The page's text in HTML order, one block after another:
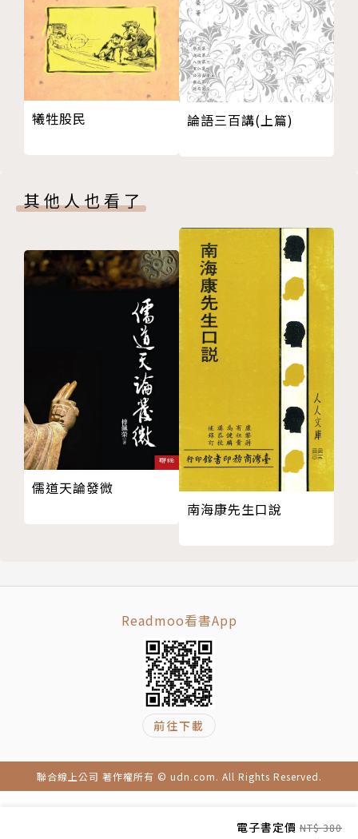
電子書定價 NT$ 380
經歷：
考試院 考試委員
國立台灣大學政治學系 教授
國立暨南國際大學人文學院 院長
國立暨南國際大學公共行政與政策學系 教授兼所長及
主任
政治經濟學、公共政策分析、文官體制、政府與企業、
政府組織改造、臺灣政經變遷
著作：
《政治與經濟的整合》、《台灣地區的新重商主義》、
《臺灣新思維：國民主義》
利益的內涵與形式──直接利益與間接利益
以「偏差」（bias）為形式的間接利益
第5章 偏差與偏差動員
導論
偏差
投票法則中的偏差──單記法 vs. 連記法
第6章 權力
導論
菁英主義與多元主義的權力觀
盧克斯的三種權力觀
第7章 國家與其政經行為
國家與社會──國家機關與民間社會
國民經濟
重商主義與新重商主義
第8章 全球化潮流的發展與轉折
導論
全球化潮流的概念與實存的混沌式流轉
全球性政府改造運動中的「小而能政府」
行政院組織法的戰時體制化發展及其承平體制化改造
全球化潮流下中央與地方政府的組織改造
臺灣政府組織改造的檢討與反省
第10章 戰後臺灣的文官體制改革
威權時代的文官系統和文官體制
全球化下文官系統從專才轉向通才與通才深化
第11章 亞太地區的海陸爭霸
犧牲股民 論語三百講(上篇)
其他人也看了
儒道天論發微
南海康先生口說
Readmoo看書App
前往下載
聯合線上公司 著作權所有 © udn.com. All Rights Reserved.